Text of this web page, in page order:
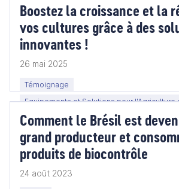
Boostez la croissance et la
vos cultures grâce à des
innovantes !
26 mai 2025
Témoignage
Equipements et Solutions pour l'Agriculture
l'Agroalimentaire
Comment le Brésil est
grand producteur et
produits de biocontrôle
24 août 2023